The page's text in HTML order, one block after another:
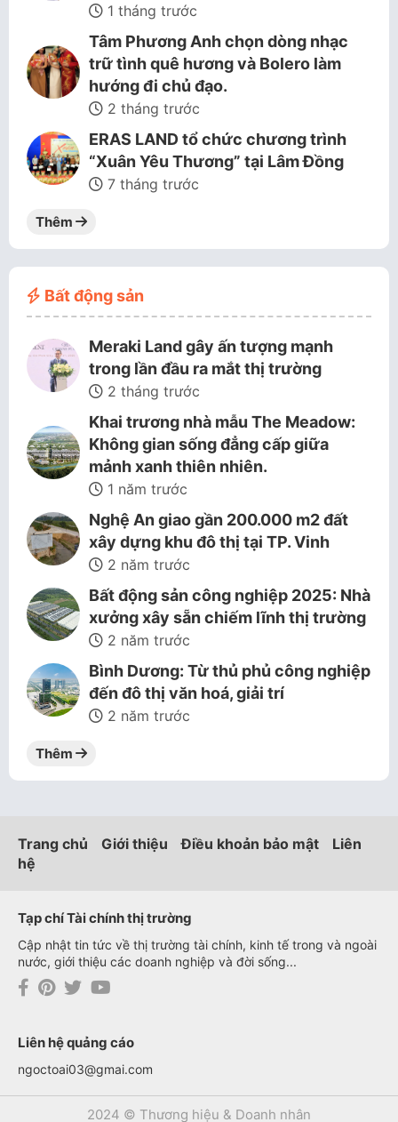
1 tháng trước
Tâm Phương Anh chọn dòng nhạc
trữ tình quê hương và Bolero làm
hướng đi chủ đạo.
2 tháng trước
ERAS LAND tổ chức chương trình
“Xuân Yêu Thương” tại Lâm Đồng
7 tháng trước
Thêm
Bất động sản
Meraki Land gây ấn tượng mạnh
trong lần đầu ra mắt thị trường
2 tháng trước
Khai trương nhà mẫu The Meadow:
Không gian sống đẳng cấp giữa
mảnh xanh thiên nhiên.
1 năm trước
Nghệ An giao gần 200.000 m2 đất
xây dựng khu đô thị tại TP. Vinh
2 năm trước
Bất động sản công nghiệp 2025: Nhà
xưởng xây sẵn chiếm lĩnh thị trường
2 năm trước
Bình Dương: Từ thủ phủ công nghiệp
đến đô thị văn hoá, giải trí
2 năm trước
Thêm
Trang chủ Giới thiệu Điều khoản bảo mật
Liên
hệ
Tạp chí Tài chính thị trường
Cập nhật tin tức về thị trường tài chính, kinh tế trong và ngoài
nước, giới thiệu các doanh nghiệp và đời sống...
Liên hệ quảng cáo
ngoctoai03@gmai.com
2024 © Thương hiệu & Doanh nhân